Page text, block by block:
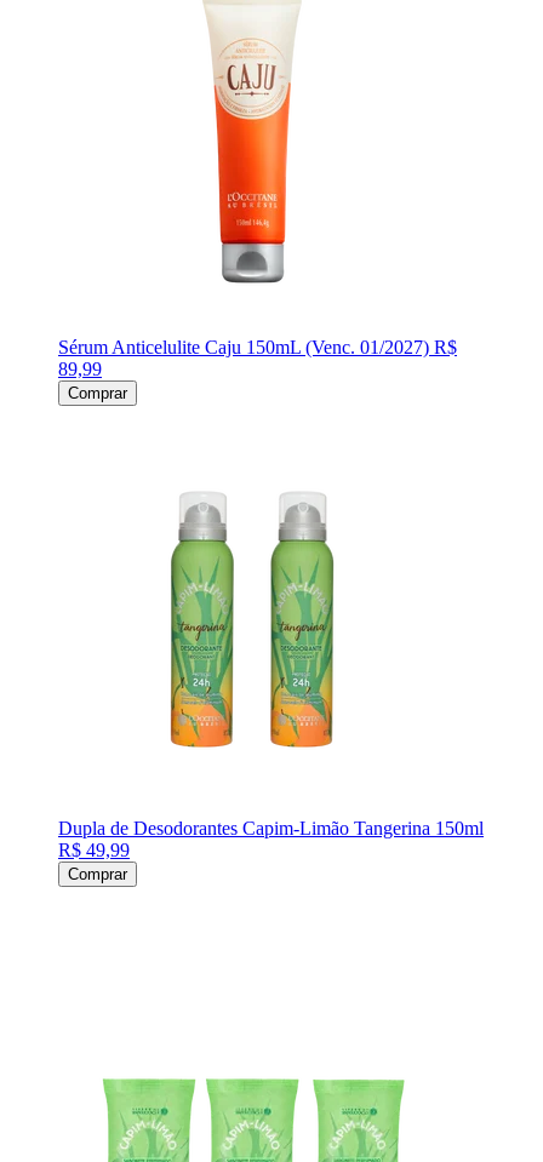
Sérum Anticelulite Caju 150mL (Venc. 01/2027) R$
89,99
Comprar
Dupla de Desodorantes Capim-Limão Tangerina 150ml
R$ 49,99
Comprar